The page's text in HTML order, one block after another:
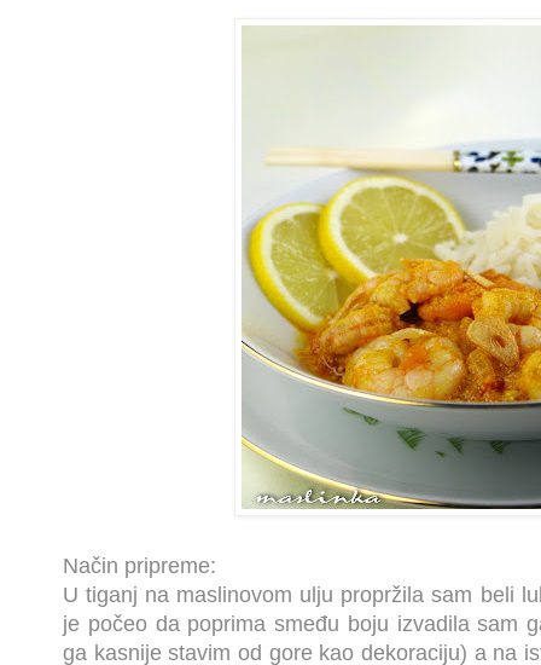
Način pripreme:
U tiganj na maslinovom ulju propržila sam beli
je počeo da poprima smeđu boju izvadila sam
ga kasnije stavim od gore kao dekoraciju) a na